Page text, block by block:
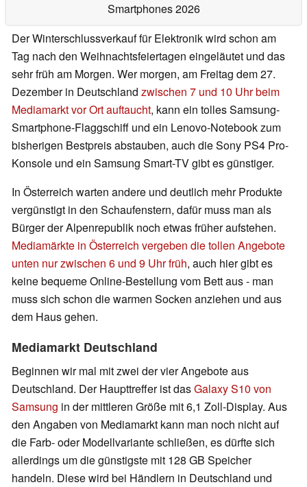
Smartphones 2026
Der Winterschlussverkauf für Elektronik wird schon am
Tag nach den Weihnachtsfeiertagen eingeläutet und das
sehr früh am Morgen. Wer morgen, am Freitag dem 27.
Dezember in Deutschland zwischen 7 und 10 Uhr beim
Mediamarkt vor Ort auftaucht, kann ein tolles Samsung-
Smartphone-Flaggschiff und ein Lenovo-Notebook zum
bisherigen Bestpreis abstauben, auch die Sony PS4 Pro-
Konsole und ein Samsung Smart-TV gibt es günstiger.
In Österreich warten andere und deutlich mehr Produkte
vergünstigt in den Schaufenstern, dafür muss man als
Bürger der Alpenrepublik noch etwas früher aufstehen.
Mediamärkte in Österreich vergeben die tollen Angebote
unten nur zwischen 6 und 9 Uhr früh, auch hier gibt es
keine bequeme Online-Bestellung vom Bett aus - man
muss sich schon die warmen Socken anziehen und aus
dem Haus gehen.
Mediamarkt Deutschland
Beginnen wir mal mit zwei der vier Angebote aus
Deutschland. Der Haupttreffer ist dasGalaxy S10 von
Samsung in der mittleren Größe mit 6,1 Zoll-Display. Aus
den Angaben von Mediamarkt kann man noch nicht auf
die Farb- oder Modellvariante schließen, es dürfte sich
allerdings um die günstigste mit 128 GB Speicher
handeln. Diese wird bei Händlern in Deutschland und